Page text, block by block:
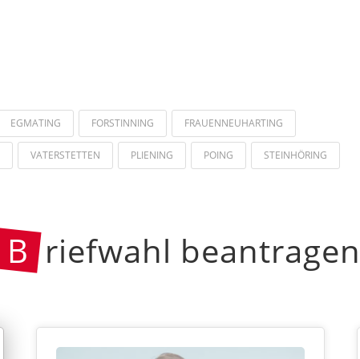
EGMATING FORSTINNING FRAUENNEUHARTING
VATERSTETTEN PLIENING POING STEINHÖRING
B riefwahl beantragen